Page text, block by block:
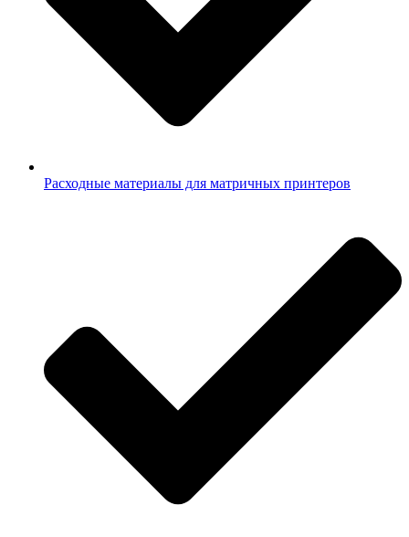
Расходные материалы для матричных принтеров